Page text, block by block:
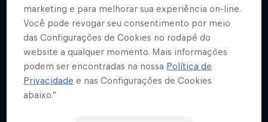
marketing e para melhorar sua experiência on-line.
Você pode revogar seu consentimento por meio
das Configurações de Cookies no rodapé do
website a qualquer momento. Mais informações
podem ser encontradas na nossa Política de
Privacidade e nas Configurações de Cookies
abaixo.”